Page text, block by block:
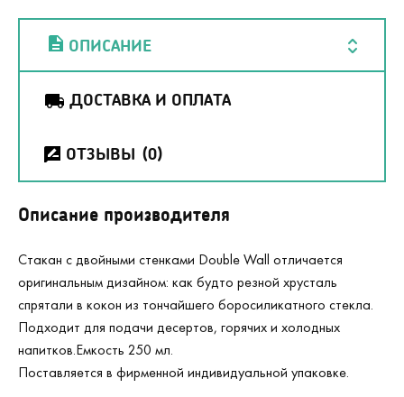
ОПИСАНИЕ
ДОСТАВКА И ОПЛАТА
ОТЗЫВЫ (0)
Описание производителя
Стакан с двойными стенками Double Wall отличается
оригинальным дизайном: как будто резной хрусталь
спрятали в кокон из тончайшего боросиликатного стекла.
Подходит для подачи десертов, горячих и холодных
напитков.Емкость 250 мл.
Поставляется в фирменной индивидуальной упаковке.